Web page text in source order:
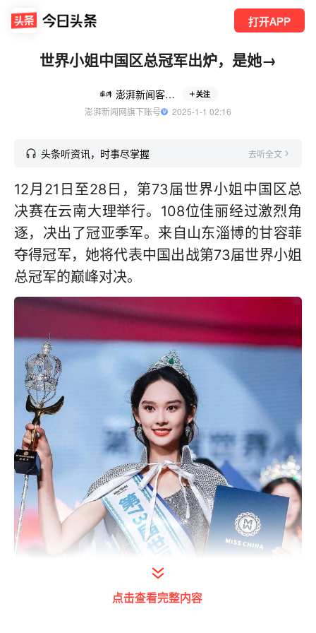
打开APP
世界小姐中国区总冠军出炉，是她→
澎湃新闻客户端 关注
澎湃新闻网旗下账号
  2025-1-1 02:16
头条听资讯，时事尽掌握 去听全文
12月21日至28日，第73届世界小姐中国区总
决赛在云南大理举行。108位佳丽经过激烈角
逐，决出了冠亚季军。来自山东淄博的甘容菲
夺得冠军，她将代表中国出战第73届世界小姐
总冠军的巅峰对决。
点击查看完整内容